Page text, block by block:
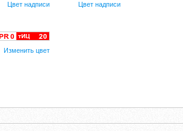
Цвет надписи Цвет надписи
Изменить цвет